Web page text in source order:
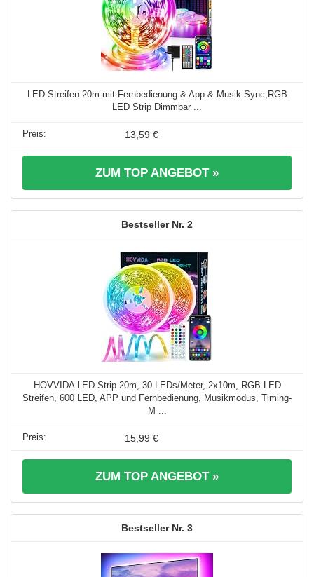
LED Streifen 20m mit Fernbedienung & App & Musik Sync,RGB
LED Strip Dimmbar ...
13,59 €
ZUM TOP ANGEBOT »
2
HOVVIDA LED Strip 20m, 30 LEDs/Meter, 2x10m, RGB LED
Streifen, 600 LED, APP und Fernbedienung, Musikmodus, Timing-
M ...
15,99 €
ZUM TOP ANGEBOT »
3